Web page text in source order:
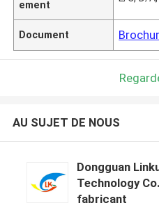
ement
Document
AU SUJET DE NOUS
Dongguan
Technology
fabricant